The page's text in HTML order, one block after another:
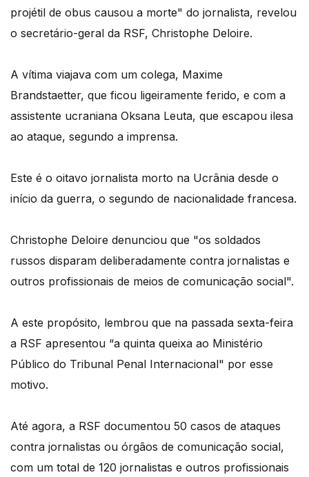
projétil de obus causou a morte" do jornalista, revelou
o secretário-geral da RSF, Christophe Deloire.
A vítima viajava com um colega, Maxime
Brandstaetter, que ficou ligeiramente ferido, e com a
assistente ucraniana Oksana Leuta, que escapou ilesa
ao ataque, segundo a imprensa.
Este é o oitavo jornalista morto na Ucrânia desde o
início da guerra, o segundo de nacionalidade francesa.
Christophe Deloire denunciou que "os soldados
russos disparam deliberadamente contra jornalistas e
outros profissionais de meios de comunicação social".
A este propósito, lembrou que na passada sexta-feira
a RSF apresentou “a quinta queixa ao Ministério
Público do Tribunal Penal Internacional" por esse
motivo.
Até agora, a RSF documentou 50 casos de ataques
contra jornalistas ou órgãos de comunicação social,
com um total de 120 jornalistas e outros profissionais